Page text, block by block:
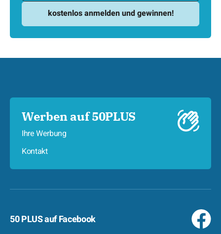
Werben auf 50PLUS
Ihre Werbung
Kontakt
50 PLUS auf Facebook